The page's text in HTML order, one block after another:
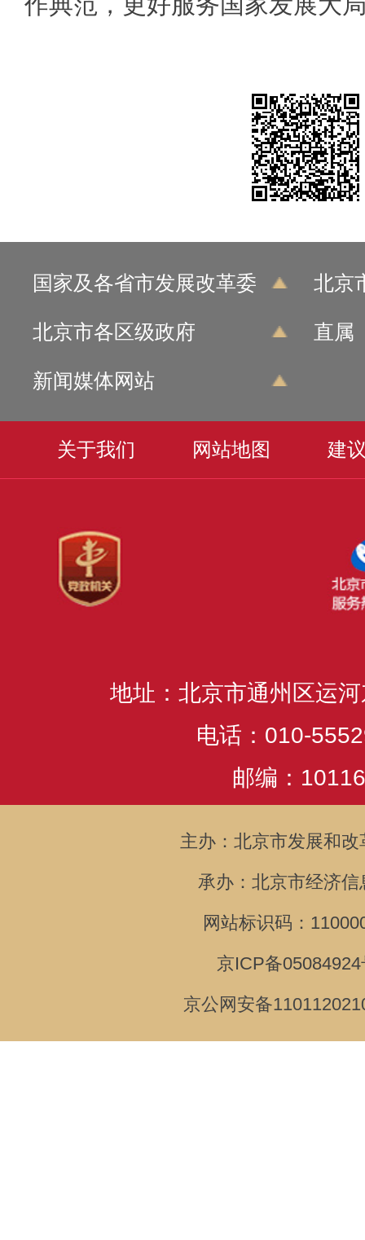
国家及各省市发展改革委 北京
北京市各区级政府 直属
新闻媒体网站
关于我们 网站地图 建
地址：北京市通州区运
电话：010-
邮编：
主办：北京市发展和改
承办：北京市经济信
网站标识码：
京ICP备
京公网安备